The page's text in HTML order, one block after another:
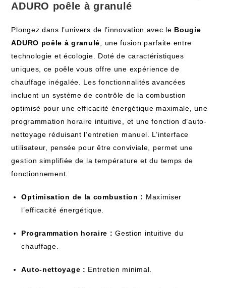
ADURO poêle à granulé
Plongez dans l’univers de l’innovation avec le Bougie
ADURO poêle à granulé , une fusion parfaite entre
technologie et écologie. Doté de caractéristiques
uniques, ce poêle vous offre une expérience de
chauffage inégalée. Les fonctionnalités avancées
incluent un système de contrôle de la combustion
optimisé pour une efficacité énergétique maximale, une
programmation horaire intuitive, et une fonction d’auto-
nettoyage réduisant l’entretien manuel. L’interface
utilisateur, pensée pour être conviviale, permet une
gestion simplifiée de la température et du temps de
fonctionnement.
Optimisation de la combustion : Maximiser
l’efficacité énergétique.
Programmation horaire : Gestion intuitive du
chauffage.
Auto-nettoyage : Entretien minimal.